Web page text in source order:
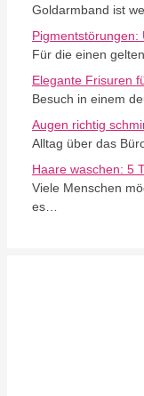
Goldarmband ist
Pigmentstörungen:
Für die einen
Elegante Frisuren
Besuch in einem
Augen richtig
Alltag über das
Haare waschen: 5
Viele Menschen
es…